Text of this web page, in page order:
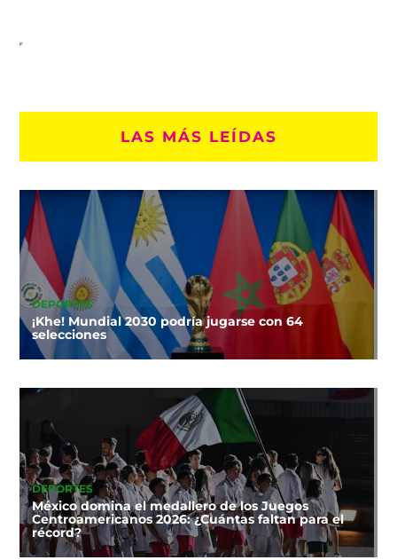
LAS MÁS LEÍDAS
DEPORTES
¡Khe! Mundial 2030 podría jugarse con 64
selecciones
DEPORTES
México domina el medallero de los Juegos
Centroamericanos 2026: ¿Cuántas faltan para el
récord?